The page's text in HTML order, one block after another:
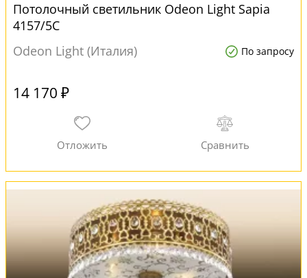
Потолочный светильник Odeon Light Sapia
4157/5C
Odeon Light (Италия)
По запросу
14 170 ₽